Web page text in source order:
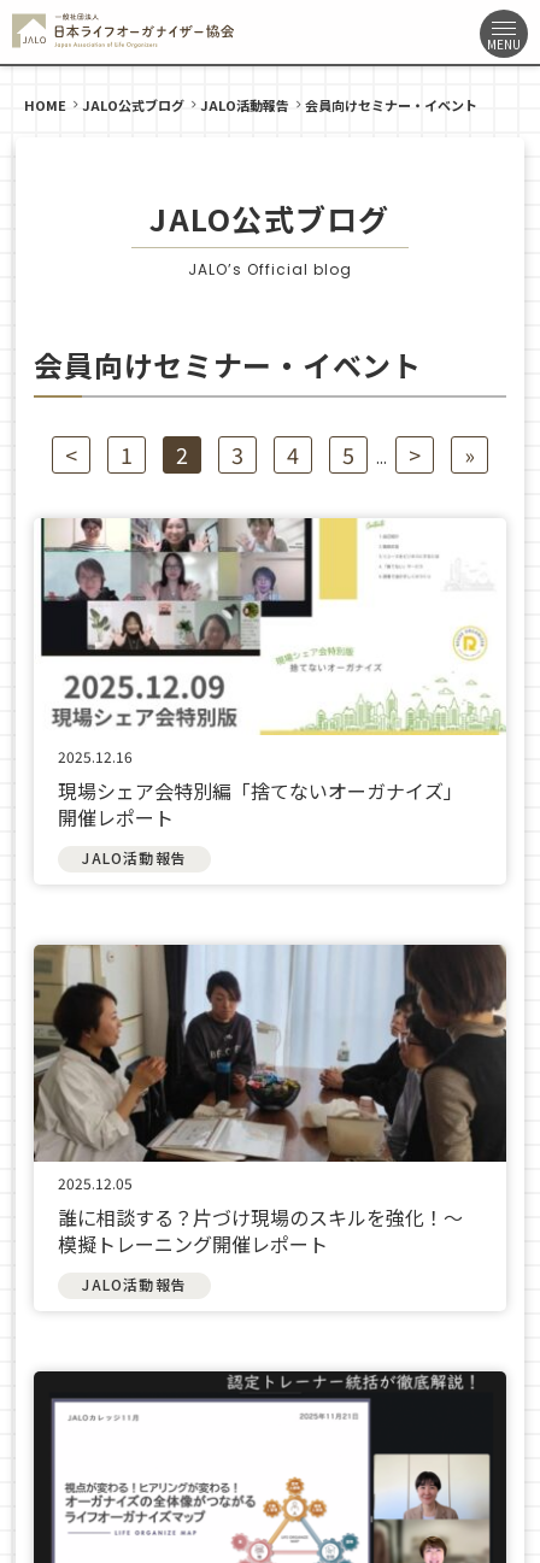
HOME JALO公式ブログ JALO活動報告 会員向けセミナー・イベント
JALO公式ブログ
JALO’s Official blog
会員向けセミナー・イベント
< 1 2 3 4 5 ... > »
2025.12.16
現場シェア会特別編「捨てないオーガナイズ」
開催レポート
JALO活動報告
2025.12.05
誰に相談する？片づけ現場のスキルを強化！～
模擬トレーニング開催レポート
JALO活動報告